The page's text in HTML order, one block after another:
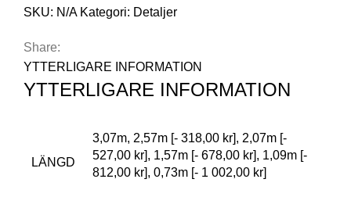
SKU: N/A Kategori: Detaljer
Share:
YTTERLIGARE INFORMATION
YTTERLIGARE INFORMATION
LÄNGD
3,07m, 2,57m [- 318,00 kr], 2,07m [-
527,00 kr], 1,57m [- 678,00 kr], 1,09m [-
812,00 kr], 0,73m [- 1 002,00 kr]